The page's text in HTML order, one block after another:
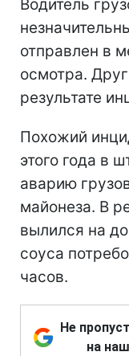
Водитель
отправлен в
осмотра.
результате
Похожий
этого года в
аварию
майонеза. В
вылился на
соуса
часов.
Не
на